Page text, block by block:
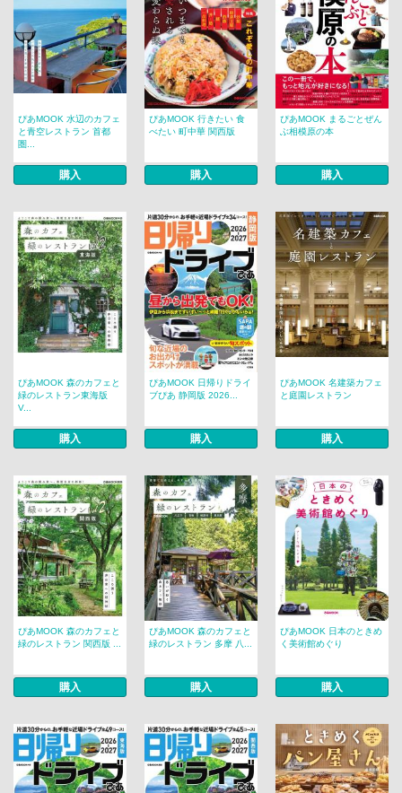
ぴあMOOK 水辺のカフェ
と青空レストラン 首都
圏...
購入
ぴあMOOK 行きたい 食
べたい 町中華 関西版
購入
ぴあMOOK まるごとぜん
ぶ相模原の本
購入
ぴあMOOK 森のカフェと
緑のレストラン東海版
V...
購入
ぴあMOOK 日帰りドライ
ブぴあ 静岡版 2026...
購入
ぴあMOOK 名建築カフェ
と庭園レストラン
購入
ぴあMOOK 森のカフェと
緑のレストラン 関西版 ...
購入
ぴあMOOK 森のカフェと
緑のレストラン 多摩 八...
購入
ぴあMOOK 日本のときめ
く美術館めぐり
購入